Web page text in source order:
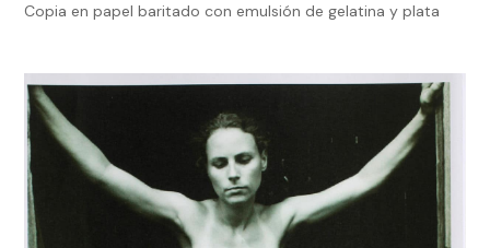
Copia en papel baritado con emulsión de gelatina y plata